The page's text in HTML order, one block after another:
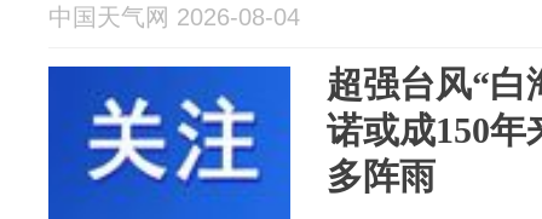
中国天气网 2026-08-04
超强台风“白
诺或成150年
多阵雨